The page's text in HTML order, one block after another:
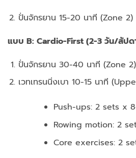
ปั่นจักรยาน 15-20 นาที (Zone 2)
แบบ B: Cardio-First (2-3 วัน/สัปด
ปั่นจักรยาน 30-40 นาที (Zone 2)
เวทเทรนนิ่งเบา 10-15 นาที
Push-ups: 2 sets x
Rowing motion: 2
Core exercises: 2